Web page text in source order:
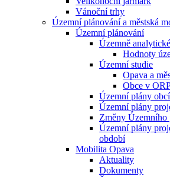
Vánoční trhy
Územní plánování a městská
Územní plánování
Územně
Hodnoty
Územní studie
Opava a
Obce v
Územní plány
Územní plány
Změny Územního
Územní plány
období
Mobilita Opava
Aktuality
Dokumenty